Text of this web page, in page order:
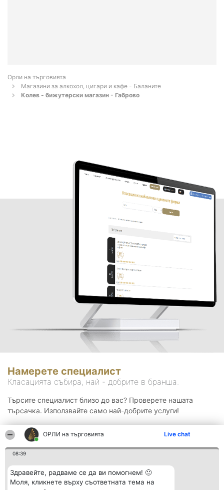
ОРЛИ на търговията Live chat
08:39
Здравейте, радваме се да ви помогнем! 🙂
Моля, кликнете върху съответната тема на
Орли на търговията
Магазини за алкохол, цигари и кафе - Баланите
Колев - бижутерски магазин - Габрово
Намерете специалист
Класацията събира, най - добрите в бранша.
Търсите специалист близо до вас? Проверете нашата
търсачка. Използвайте само най-добрите услуги!